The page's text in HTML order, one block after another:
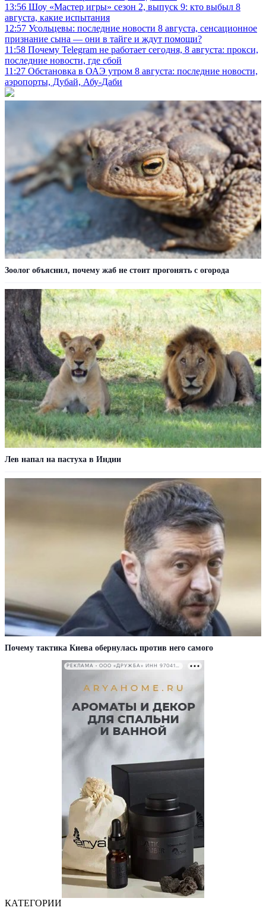
13:56 Шоу «Мастер игры» сезон 2, выпуск 9: кто выбыл 8
августа, какие испытания
12:57 Усольцевы: последние новости 8 августа, сенсационное
признание сына — они в тайге и ждут помощи?
11:58 Почему Telegram не работает сегодня, 8 августа: прокси,
последние новости, где сбой
11:27 Обстановка в ОАЭ утром 8 августа: последние новости,
аэропорты, Дубай, Абу-Даби
Зоолог объяснил, почему жаб не стоит прогонять с огорода
Лев напал на пастуха в Индии
Почему тактика Киева обернулась против него самого
РЕКЛАМА • ООО «ДРУЖБА» ИНН 9704146411
КАТЕГОРИИ